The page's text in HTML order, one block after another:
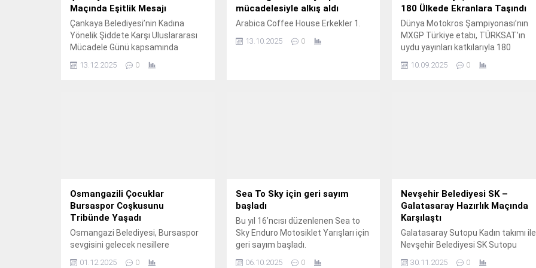
Maçında Eşitlik Mesajı
Çankaya Belediyesi’nin Kadına
Yönelik Şiddete Karşı Uluslararası
Mücadele Günü kapsamında
düzenlediği Futsal Dostluk Maçında
kadınlar “Şiddete ve Nefrete İnat
13.12.2025 0
mücadelesiyle alkış aldı
Arabica Coffee House Erkekler 1.
13.10.2025 0
180 Ülkede Ekranlara Taşındı
Dünya Motokros Şampiyonası’nın
MXGP Türkiye etabı, TÜRKSAT’ın
uydu yayınları katkılarıyla 180
ülkede, potansiyel 3,5 milyara yakın
izleyiciyle buluşarak ülkemizin
10.09.2025 0
Osmangazili Çocuklar
Bursaspor Coşkusunu
Tribünde Yaşadı
Osmangazi Belediyesi, Bursaspor
sevgisini gelecek nesillere
01.12.2025 0
Sea To Sky için geri sayım
başladı
Bu yıl 16’ncısı düzenlenen Sea to
Sky Enduro Motosiklet Yarışları için
geri sayım başladı.
06.10.2025 0
Nevşehir Belediyesi SK –
Galatasaray Hazırlık Maçında
Karşılaştı
Galatasaray Sutopu Kadın takımı ile
Nevşehir Belediyesi SK Sutopu
30.11.2025 0